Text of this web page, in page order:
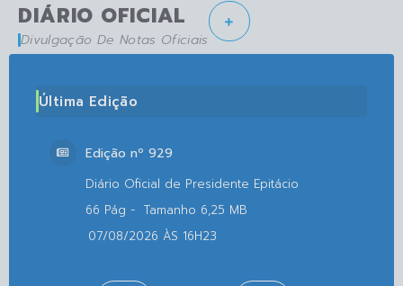
DIÁRIO OFICIAL
Divulgação De Notas Oficiais
Última Edição
Edição nº 929
6,25 MB
66
07/08/2026
16H23